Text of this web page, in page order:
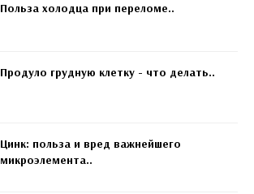
Польза холодца при переломе..
Продуло грудную клетку - что делать..
Цинк: польза и вред важнейшего
микроэлемента..